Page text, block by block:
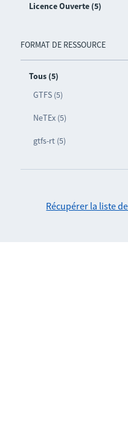
Licence Ouverte (5)
FORMAT DE RESSOURCE
Tous (5)
GTFS (5)
NeTEx (5)
gtfs-rt (5)
Récupérer la liste